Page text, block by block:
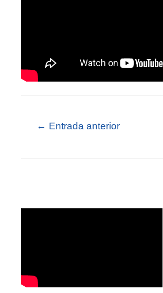
← Entrada anterior